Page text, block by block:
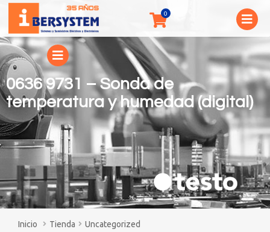
0636 9731 – Sonda de
temperatura y humedad (digital)
You are here:
Tienda
Uncategorized